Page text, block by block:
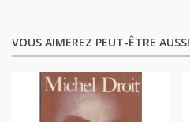
VOUS AIMEREZ PEUT-ÊTRE AUSSI